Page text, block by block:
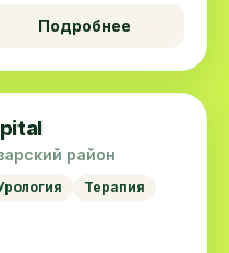
Подробнее
район
Терапия